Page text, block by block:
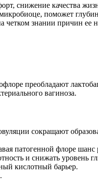
снижение качества
поможет
четком знании причин ее
преобладают
вагиноза.
сокращают
патогенной флоре шанс
и снижать уровень
кислотный барьер.